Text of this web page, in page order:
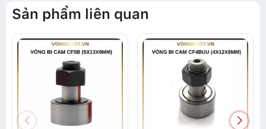
Sản phẩm liên quan